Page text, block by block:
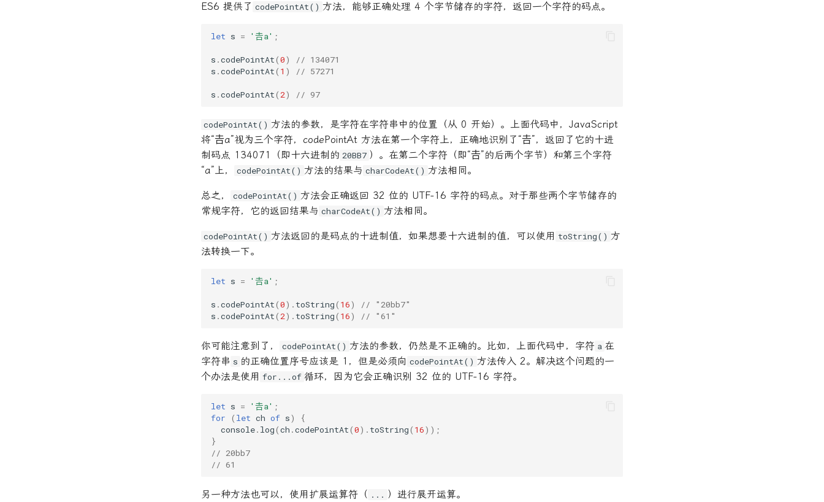
ES6 提供了 codePointAt() 方法，能够正确处理 4 个字节储存的字符，返回一个字符的码点。
let s = '𠮷a' ;
s .codePointAt(0)
// 134071
s .codePointAt( 1 ) // 57271
s .codePointAt( 2) // 97
codePointAt() 方法的参数，是字符在字符串中的位置（从 0 开始）。上面代码中，JavaScript
将“𠮷a”视为三个字符，codePointAt 方法在第一个字符上，正确地识别了“𠮷”，返回了它的十进
制码点 134071（即十六进制的 20BB7 ）。在第二个字符（即“𠮷”的后两个字节）和第三个字符
“a”上，
codePointAt() 方法的结果与 charCodeAt() 方法相同。
总之， codePointAt() 方法会正确返回 32 位的 UTF-16 字符的码点。对于那些两个字节储存的
常规字符，它的返回结果与 charCodeAt() 方法相同。
codePointAt() 方法返回的是码点的十进制值，如果想要十六进制的值，可以使用 toString() 方
法转换一下。
let s = '𠮷a' ;
s .codePointAt(0). toString( 16)
// "20bb7"
s .codePointAt( 2). toString( 16) // "61"
你可能注意到了， codePointAt() 方法的参数，仍然是不正确的。比如，上面代码中，字符 a 在
字符串 s 的正确位置序号应该是 1，但是必须向 codePointAt() 方法传入 2。解决这个问题的一
个办法是使用 for...of 循环，因为它会正确识别 32 位的 UTF-16 字符。
let s = '𠮷a' ;
for
( let ch of s)
{
console. log(ch .codePointAt(0). toString( 16));
}
// 20bb7
// 61
另一种方法也可以，使用扩展运算符（ ... ）进行展开运算。